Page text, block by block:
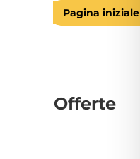
Pagina iniziale
Offerte